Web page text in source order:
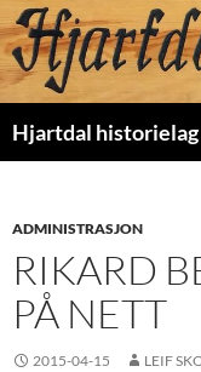
Hopp
til
innhold
Hjartdal historielag
ADMINISTRASJON
RIKARD
PÅ NETT
2015-04-15 LEIF